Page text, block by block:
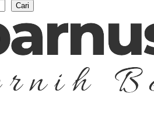
Cari